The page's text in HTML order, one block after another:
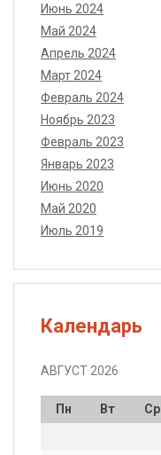
Июнь 2024
Май 2024
Апрель 2024
Март 2024
Февраль 2024
Ноябрь 2023
Февраль 2023
Январь 2023
Июнь 2020
Май 2020
Июль 2019
Календарь
АВГУСТ 2026
Пн Вт Ср